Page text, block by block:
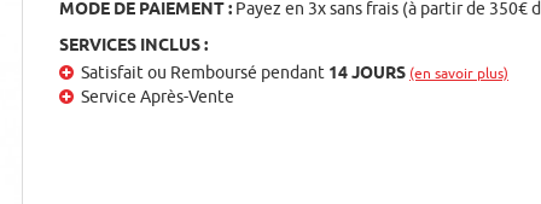
MODE DE PAIEMENT : Payez en 3x sans frais (à partir de 350€
SERVICES INCLUS :
Satisfait ou Remboursé pendant 14 JOURS (en savoir plus)
Service Après-Vente